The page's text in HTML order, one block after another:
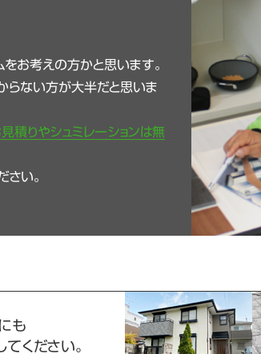
お考えの方かと思います。
らない方が大半だと思いま
積りやシュミレーションは無
さい。
も
ください。